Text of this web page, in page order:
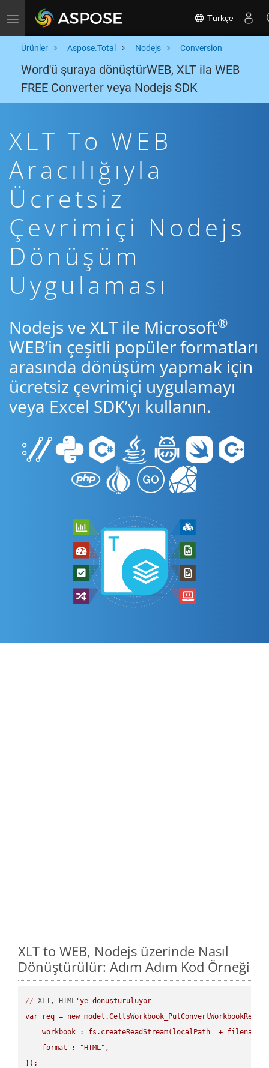
Toggle navigation Türkçe
Ürünler Aspose.Total Nodejs Conversion
Word'ü şuraya dönüştürWEB, XLT ila WEB
FREE Converter veya Nodejs SDK
XLT To WEB
Aracılığıyla
Ücretsiz
Çevrimiçi Nodejs
Dönüşüm
Uygulaması
Nodejs ve XLT ile Microsoft®
WEB’in çeşitli popüler formatları
arasında dönüşüm yapmak için
ücretsiz çevrimiçi uygulamayı
veya Excel SDK’yı kullanın.
XLT to WEB, Nodejs üzerinde Nasıl
Dönüştürülür: Adım Adım Kod Örneği
// XLT, HTML 'ye dönüştürülüyor
var req = new
workbook : fs.createReadStream(localPath  + filename
    format : "HTML",
});